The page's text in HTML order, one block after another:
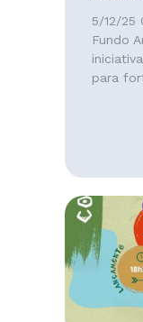
5/12/25
Fundo
para